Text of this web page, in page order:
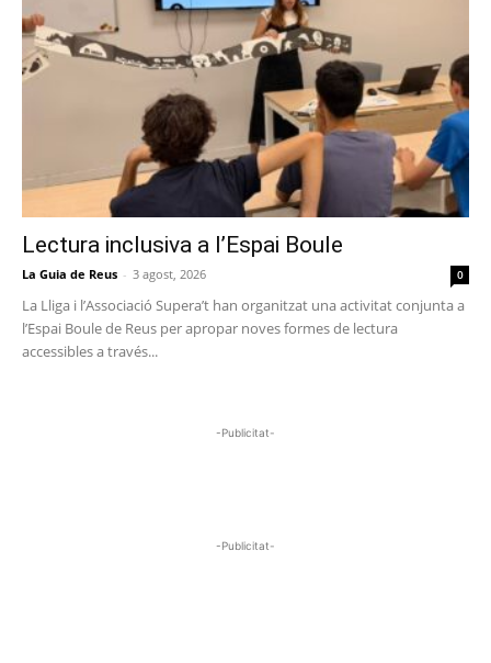
Lectura inclusiva a l’Espai Boule
La Guia de Reus - 3 agost, 2026 0
La Lliga i l’Associació Supera’t han organitzat una activitat conjunta a
l’Espai Boule de Reus per apropar noves formes de lectura
accessibles a través...
-Publicitat-
-Publicitat-